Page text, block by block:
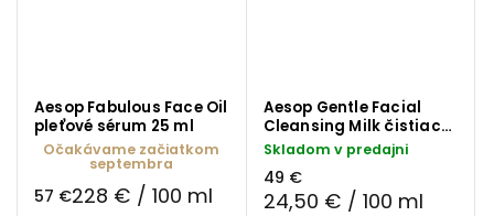
Aesop Fabulous Face Oil
pleťové sérum 25 ml
Očakávame začiatkom
septembra
57 €228 € / 100 ml
Aesop Gentle Facial
Cleansing Milk čistiace
pleťové mlieko 200 ml
Skladom v predajni
49 €
24,50 € / 100 ml